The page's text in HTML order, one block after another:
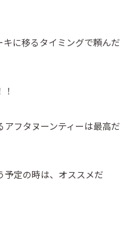
に移るタイミングで頼んだ
フタヌーンティーは最高だ
予定の時は、オススメだ